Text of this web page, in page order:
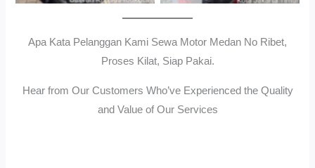
Apa Kata Pelanggan Kami Sewa Motor Medan No Ribet,
Proses Kilat, Siap Pakai.
Hear from Our Customers Who’ve Experienced the Quality
and Value of Our Services